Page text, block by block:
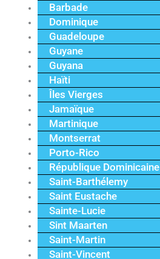
Barbade
Dominique
Guadeloupe
Guyane
Guyana
Haïti
Îles Vierges
Jamaïque
Martinique
Montserrat
Porto-Rico
République Dominicaine
Saint-Barthélemy
Saint Eustache
Sainte-Lucie
Sint Maarten
Saint-Martin
Saint-Vincent